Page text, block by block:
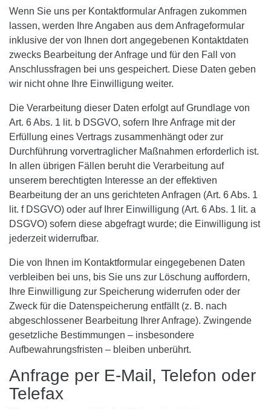
Wenn Sie uns per Kontaktformular Anfragen zukommen
lassen, werden Ihre Angaben aus dem Anfrageformular
inklusive der von Ihnen dort angegebenen Kontaktdaten
zwecks Bearbeitung der Anfrage und für den Fall von
Anschlussfragen bei uns gespeichert. Diese Daten geben
wir nicht ohne Ihre Einwilligung weiter.
Die Verarbeitung dieser Daten erfolgt auf Grundlage von
Art. 6 Abs. 1 lit. b DSGVO, sofern Ihre Anfrage mit der
Erfüllung eines Vertrags zusammenhängt oder zur
Durchführung vorvertraglicher Maßnahmen erforderlich ist.
In allen übrigen Fällen beruht die Verarbeitung auf
unserem berechtigten Interesse an der effektiven
Bearbeitung der an uns gerichteten Anfragen (Art. 6 Abs. 1
lit. f DSGVO) oder auf Ihrer Einwilligung (Art. 6 Abs. 1 lit. a
DSGVO) sofern diese abgefragt wurde; die Einwilligung ist
jederzeit widerrufbar.
Die von Ihnen im Kontaktformular eingegebenen Daten
verbleiben bei uns, bis Sie uns zur Löschung auffordern,
Ihre Einwilligung zur Speicherung widerrufen oder der
Zweck für die Datenspeicherung entfällt (z. B. nach
abgeschlossener Bearbeitung Ihrer Anfrage). Zwingende
gesetzliche Bestimmungen – insbesondere
Aufbewahrungsfristen – bleiben unberührt.
Anfrage per E-Mail, Telefon oder
Telefax